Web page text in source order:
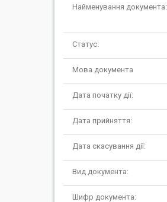
Найменування документа:
Статус:
Мова документа
Дата початку дії:
Дата прийняття:
Дата скасування дії:
Вид документа:
Шифр документа: